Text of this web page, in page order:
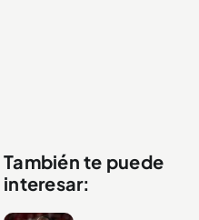
También te puede
interesar: